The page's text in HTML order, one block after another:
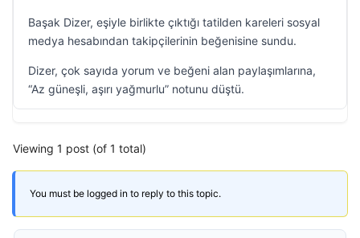
Başak Dizer, eşiyle birlikte çıktığı tatilden kareleri sosyal
medya hesabından takipçilerinin beğenisine sundu.
Dizer, çok sayıda yorum ve beğeni alan paylaşımlarına,
“Az güneşli, aşırı yağmurlu” notunu düştü.
Viewing 1 post (of 1 total)
You must be logged in to reply to this topic.